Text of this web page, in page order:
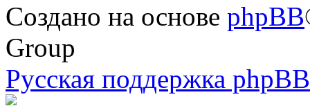
Создано на основе phpBB
Group
Русская поддержка phpBB